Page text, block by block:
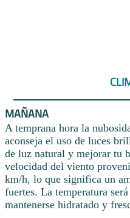
MAÑANA
A temprana hora la
aconseja el uso de luces
de luz natural y mejorar tu
velocidad del viento
km/h, lo que significa un
fuertes. La temperatura
mantenerse hidratado y